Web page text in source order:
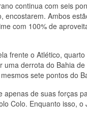
continua com seis
encostarem. Ambos
com 100% de
frente o Atlético,
derrota do Bahia
sete pontos do
apenas de suas forças
Colo. Enquanto isso,